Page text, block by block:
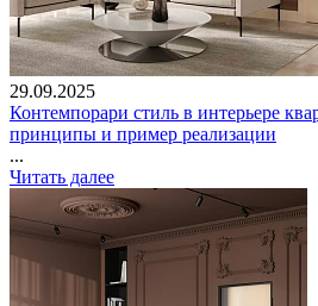
29.09.2025
Контемпорари стиль в интерьере
принципы и пример реализации
...
Читать далее